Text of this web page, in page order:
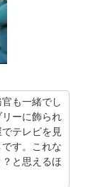
も一緒でし
ーに飾られ
テレビを見
す。これな
と思えるほ